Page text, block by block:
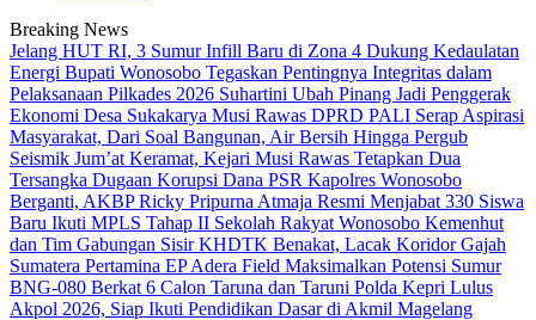
Breaking News
Jelang HUT RI, 3 Sumur Infill Baru di Zona 4 Dukung Kedaulatan
Energi Bupati Wonosobo Tegaskan Pentingnya Integritas dalam
Pelaksanaan Pilkades 2026 Suhartini Ubah Pinang Jadi Penggerak
Ekonomi Desa Sukakarya Musi Rawas DPRD PALI Serap Aspirasi
Masyarakat, Dari Soal Bangunan, Air Bersih Hingga Pergub
Seismik Jum’at Keramat, Kejari Musi Rawas Tetapkan Dua
Tersangka Dugaan Korupsi Dana PSR Kapolres Wonosobo
Berganti, AKBP Ricky Pripurna Atmaja Resmi Menjabat 330 Siswa
Baru Ikuti MPLS Tahap II Sekolah Rakyat Wonosobo Kemenhut
dan Tim Gabungan Sisir KHDTK Benakat, Lacak Koridor Gajah
Sumatera Pertamina EP Adera Field Maksimalkan Potensi Sumur
BNG-080 Berkat 6 Calon Taruna dan Taruni Polda Kepri Lulus
Akpol 2026, Siap Ikuti Pendidikan Dasar di Akmil Magelang